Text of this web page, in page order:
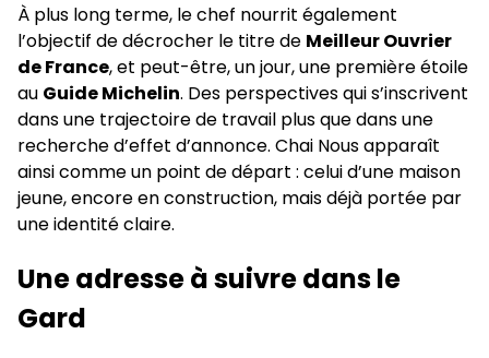
À plus long terme, le chef nourrit également
l’objectif de décrocher le titre de Meilleur Ouvrier
de France, et peut-être, un jour, une première étoile
au Guide Michelin. Des perspectives qui s’inscrivent
dans une trajectoire de travail plus que dans une
recherche d’effet d’annonce. Chai Nous apparaît
ainsi comme un point de départ : celui d’une maison
jeune, encore en construction, mais déjà portée par
une identité claire.
Une adresse à suivre dans le
Gard